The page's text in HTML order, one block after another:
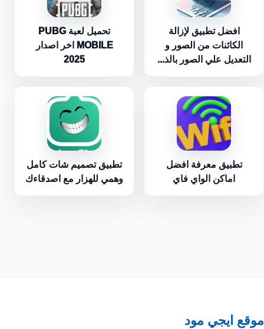
افضل تطبيق لإزالة
الكائنات من الصور و
التعديل علي الصور بالذ...
تحميل لعبة PUBG
MOBILE اخر اصدار
2025
تطبيق معرفة افضل
اماكن الواي فاي
تطبيق تصميم شات كامل
وهمي للهزار مع اصدقاءك
موقع ايجي مود